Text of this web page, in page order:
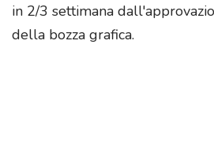
in 2/3 settimana
della bozza grafica.